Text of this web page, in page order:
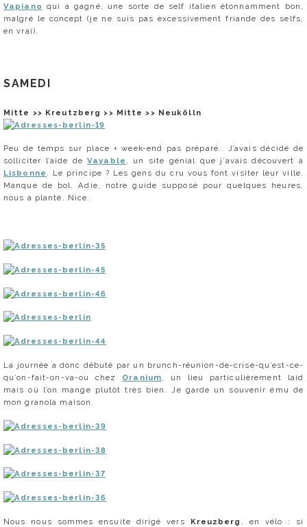
Vapiano qui a gagné, une sorte de self italien étonnamment bon,
malgré le concept (je ne suis pas excessivement friande des selfs,
en vrai).
SAMEDI
Mitte >> Kreutzberg >> Mitte >> Neukölln
Peu de temps sur place + week-end pas préparé.. J’avais décidé de
solliciter l’aide deVayable , un site génial que j’avais découvert à
Lisbonne . Le principe ? Les gens du cru vous font visiter leur ville.
Manque de bol, Adie, notre guide supposé pour quelques heures,
nous a planté. Nice.
La journée a donc débuté par un brunch-réunion-de-crise-qu’est-ce-
qu’on-fait-on-va-ou chez Oranium, un lieu particulièrement laid
mais où l’on mange plutôt très bien. Je garde un souvenir ému de
mon granola maison.
Nous nous sommes ensuite dirigé vers Kreuzberg , en vélo : si